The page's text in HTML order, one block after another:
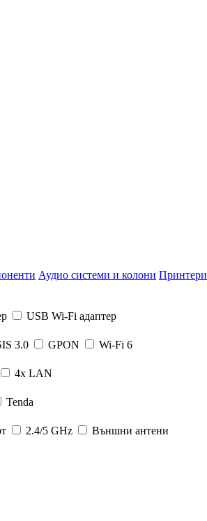
Аудио системи и колони Принтери
USB Wi-Fi адаптер
3.0 GPON Wi-Fi 6
4x LAN
Tenda
2.4/5 GHz Външни антени